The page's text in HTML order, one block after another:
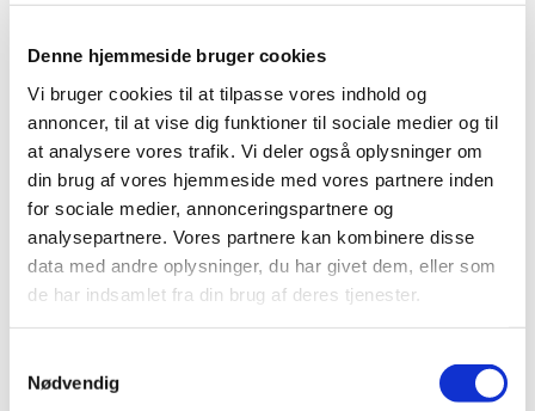
Denne hjemmeside bruger cookies
Vi bruger cookies til at tilpasse vores indhold og
annoncer, til at vise dig funktioner til sociale medier og til
at analysere vores trafik. Vi deler også oplysninger om
din brug af vores hjemmeside med vores partnere inden
for sociale medier, annonceringspartnere og
analysepartnere. Vores partnere kan kombinere disse
data med andre oplysninger, du har givet dem, eller som
de har indsamlet fra din brug af deres tjenester.
Nødvendig
Ændring af rapportering for visse
cannabisprodukter fra 1. januar 2024
FNs kontrolorgan, International Narcotics Control Board
(INCB) har besluttet at ændre på måden…
Bevilling til at drive Kerteminde Apotek
|5. december 2023|
Lægemiddelstyrelsen har den 24. november 2023
meddelt, at Nanna Stauner får bevilling til at drive
ansøgninger om kliniske lægemiddelforsøg er